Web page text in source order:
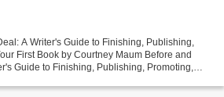
A Writer's Guide to Finishing, Publishing,
First Book by Courtney Maum Before and
Guide to Finishing, Publishing, Promoting,